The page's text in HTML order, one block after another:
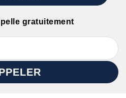
gratuitement